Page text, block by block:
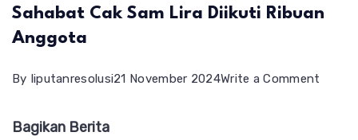
Sahabat Cak Sam Lira Diikuti Ribuan
Anggota
By liputanresolusi21 November 2024Write a Comment
Bagikan Berita